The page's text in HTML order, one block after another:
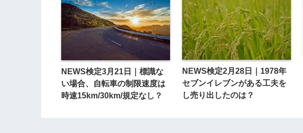
NEWS検定3月21日｜標識な
い場合、自転車の制限速度は
時速15km/30km/規定なし？
NEWS検定2月28日｜1978年
セブンイレブンがある工夫を
し売り出したのは？